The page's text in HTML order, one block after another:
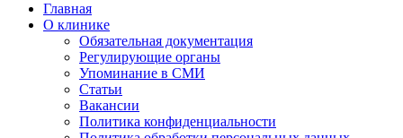
Главная
О клинике
Обязательная документация
Регулирующие органы
Упоминание в СМИ
Статьи
Вакансии
Политика конфиденциальности